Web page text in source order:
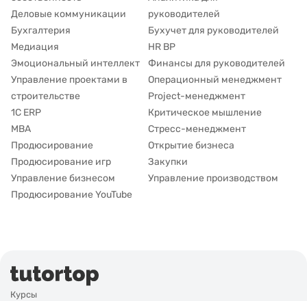
Деловые коммуникации
Бухгалтерия
Медиация
Эмоциональный интеллект
Управление проектами в
строительстве
1С ERP
MBA
Продюсирование
Продюсирование игр
Управление бизнесом
Продюсирование YouTube
руководителей
Бухучет для руководителей
HR BP
Финансы для руководителей
Операционный менеджмент
Project-менеджмент
Критическое мышление
Стресс-менеджмент
Открытие бизнеса
Закупки
Управление производством
Курсы